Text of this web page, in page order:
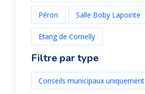
Péron Salle Boby Lapointe
Etang de Cornelly
Filtre par type
Conseils municipaux uniquement